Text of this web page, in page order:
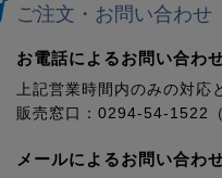
ご注文・お問い合わせ
お電話によるお問い合わ
上記営業時間内のみの対応
販売窓口：0294-54-1522
メールによるお問い合わ